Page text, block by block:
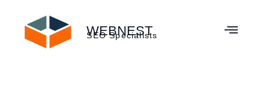
WEBNEST
SEO Specialists